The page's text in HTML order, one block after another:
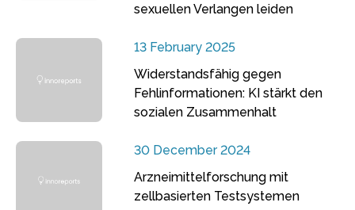
sexuellen Verlangen leiden
13 February 2025
Widerstandsfähig gegen
Fehlinformationen: KI stärkt den
sozialen Zusammenhalt
30 December 2024
Arzneimittelforschung mit
zellbasierten Testsystemen